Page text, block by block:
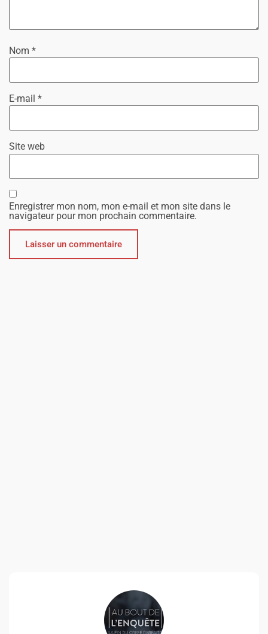
Nom *
E-mail *
Site web
Enregistrer mon nom, mon e-mail et mon site dans le
navigateur pour mon prochain commentaire.